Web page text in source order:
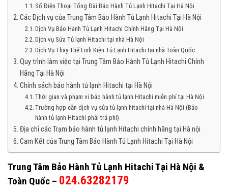
Số Điện Thoại Tổng Đài Bảo Hành Tủ Lạnh Hitachi Tại Hà Nội
Các Dịch vụ của Trung Tâm Bảo Hành Tủ Lạnh Hitachi Tại Hà Nội
Dịch Vụ Bảo Hành Tủ Lạnh Hitachi Chính Hãng Tại Hà Nội
Dịch vụ Sửa Tủ lạnh Hitachi tại nhà Hà Nội
Dịch Vụ Thay Thế Linh Kiện Tủ Lạnh Hitachi tại nhà Toàn Quốc
Quy trình làm việc tại Trung Tâm Bảo Hành Tủ Lạnh Hitachi Chính
Hãng Tại Hà Nội
Chính sách bảo hành tủ lạnh Hitachi tại Hà Nội
Thời gian và phạm vi bảo hành tủ lạnh Hitachi miễn phí tại Hà Nội
Trường hợp cần dịch vụ sửa tủ lạnh hitachi tại nhà Hà Nội (Bảo
hành tủ lạnh Hitachi phải trả phí)
Địa chỉ các Trạm bảo hành tủ lạnh Hitachi chính hãng tại Hà nội
Cam Kết của Trung Tâm Bảo Hành Tủ Lạnh Hitachi Tại Hà Nội
Trung Tâm Bảo HànhTủ Lạnh Hitachi Tại Hà Nội &
Toàn Quốc – 024.63282179